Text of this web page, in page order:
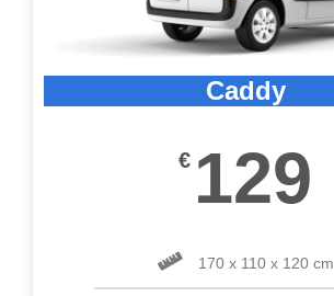
Caddy
€ 129
170 x 110 x 120 cm